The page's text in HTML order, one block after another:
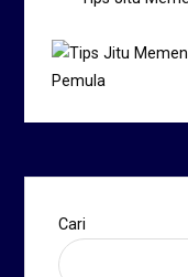
Cari